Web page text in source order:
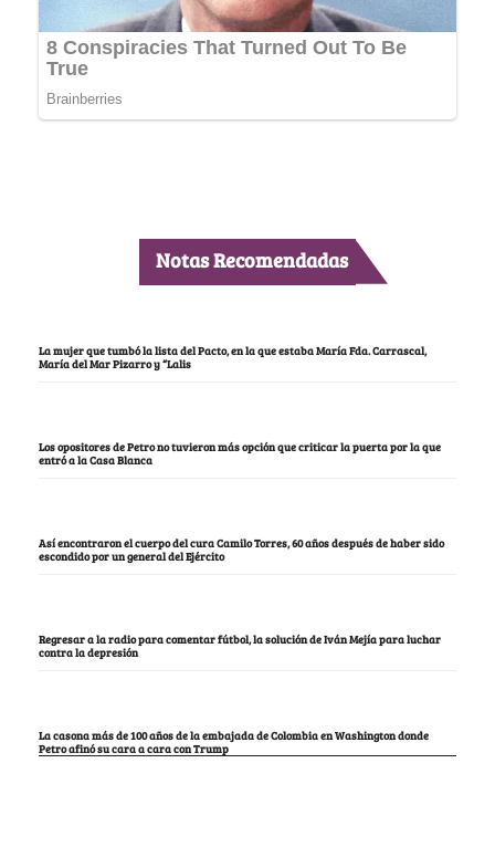
Notas Recomendadas
La mujer que tumbó la lista del Pacto, en la que estaba María Fda. Carrascal,
María del Mar Pizarro y “Lalis
Los opositores de Petro no tuvieron más opción que criticar la puerta por la que
entró a la Casa Blanca
Así encontraron el cuerpo del cura Camilo Torres, 60 años después de haber sido
escondido por un general del Ejército
Regresar a la radio para comentar fútbol, la solución de Iván Mejía para luchar
contra la depresión
La casona más de 100 años de la embajada de Colombia en Washington donde
Petro afinó su cara a cara con Trump